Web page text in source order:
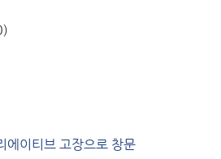
에이티브 고장으로 창문